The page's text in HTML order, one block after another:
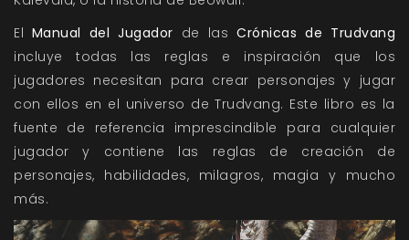
El Manual del Jugador de lasCrónicas de Trudvang
incluye todas las reglas e inspiración que los
jugadores necesitan para crear personajes y jugar
con ellos en el universo de Trudvang. Este libro es la
fuente de referencia imprescindible para cualquier
jugador y contiene las reglas de creación de
personajes, habilidades, milagros, magia y mucho
más.